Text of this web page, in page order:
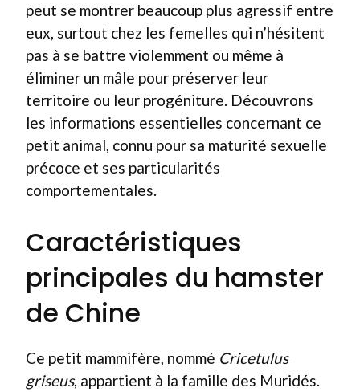
peut se montrer beaucoup plus agressif entre
eux, surtout chez les femelles qui n’hésitent
pas à se battre violemment ou même à
éliminer un mâle pour préserver leur
territoire ou leur progéniture. Découvrons
les informations essentielles concernant ce
petit animal, connu pour sa maturité sexuelle
précoce et ses particularités
comportementales.
Caractéristiques
principales du hamster
de Chine
Ce petit mammifère, nommé Cricetulus
griseus, appartient à la famille des Muridés.